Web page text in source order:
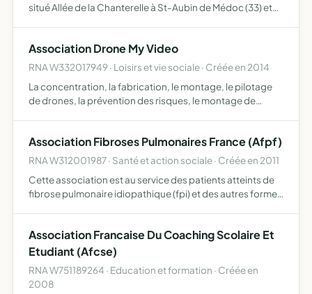
situé Allée de la Chanterelle à St-Aubin de Médoc (33) et
Association Drone My Video
RNA W332017949 · Loisirs et vie sociale · Créée en 2014
La concentration, la fabrication, le montage, le pilotage
de drones, la prévention des risques, le montage de
Association Fibroses Pulmonaires France (Afpf)
RNA W312001987 · Santé et action sociale · Créée en 2011
Cette association est au service des patients atteints de
fibrose pulmonaire idiopathique (fpi) et des autres formes
Association Francaise Du Coaching Scolaire Et
Etudiant (Afcse)
RNA W751189264 · Education et formation · Créée en
2008